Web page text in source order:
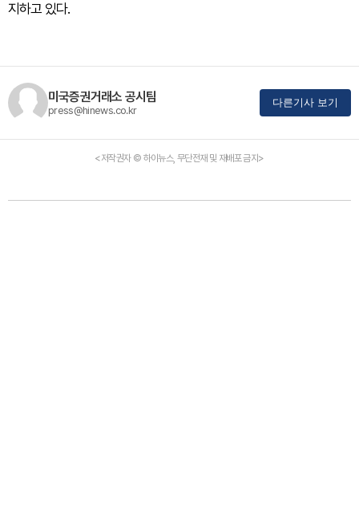
지하고 있다.
미국증권거래소 공시팀
press@hinews.co.kr
다른기사 보기
<저작권자 © 하이뉴스, 무단전재 및 재배포 금지>